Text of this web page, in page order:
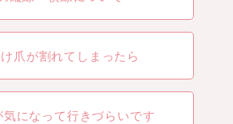
爪が割れてしまったら
になって行きづらいです